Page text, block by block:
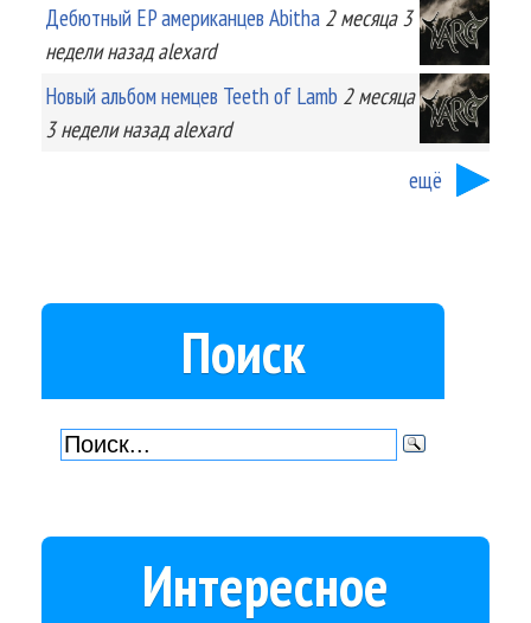
Дебютный EP американцев Abitha 2 месяца 3
неделиназад alexard
Новый альбом немцев Teeth of Lamb 2 месяца
3 неделиназад alexard
ещё
Поиск
Интересное